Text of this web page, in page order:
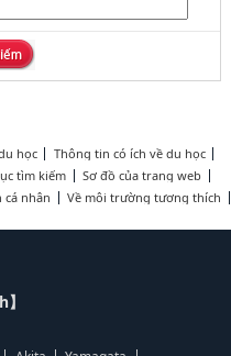
học
Thông tin có ích về du học
tìm kiếm
Sơ đồ của trang web
nhân Về môi trường tương thích